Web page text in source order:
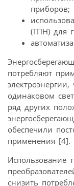
приборов;
(ТПН) для
потребляют
одинаковом
ряд других
обеспечили
применения [4].
Использование
снизить